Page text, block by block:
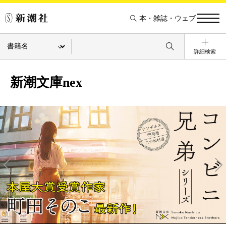
本・雑誌・ウェブ
詳細検索
新潮文庫nex
Pre
v
xt